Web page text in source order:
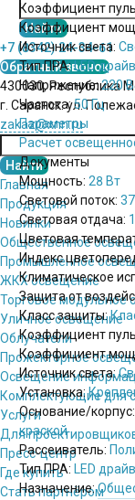
+7 (8342) 24-34-61
Обратный звонок
430030, Республика
г. Саранск. ул.
zakaz@xnn.ru
Главная
Продукция
Новинки
Общественное
Промышленное
ЖКХ освещение
Торговое модульное
Уличное освещение
Облучатели
Прожекторное
Освещение
Комплектующие для
Услуги
Для
Пресс-центр
Где купить
Стать партнёром
Коэффициент
Коэффициент
Источник света:
Тип ПРА:LED
Напряжение:220 В
Частота:50 Гц
Параметры
Расчет
Документы
Мощность: 28 Вт
Световой поток:
Световая отдача:
Цветовая
Индекс
Климатическое
Защита от
Класс защиты:
Коэффициент
Коэффициент
Источник света:
Установка:
Основание/корпус:
краской
Рассеиватель:
Тип ПРА: LED
Назначение: